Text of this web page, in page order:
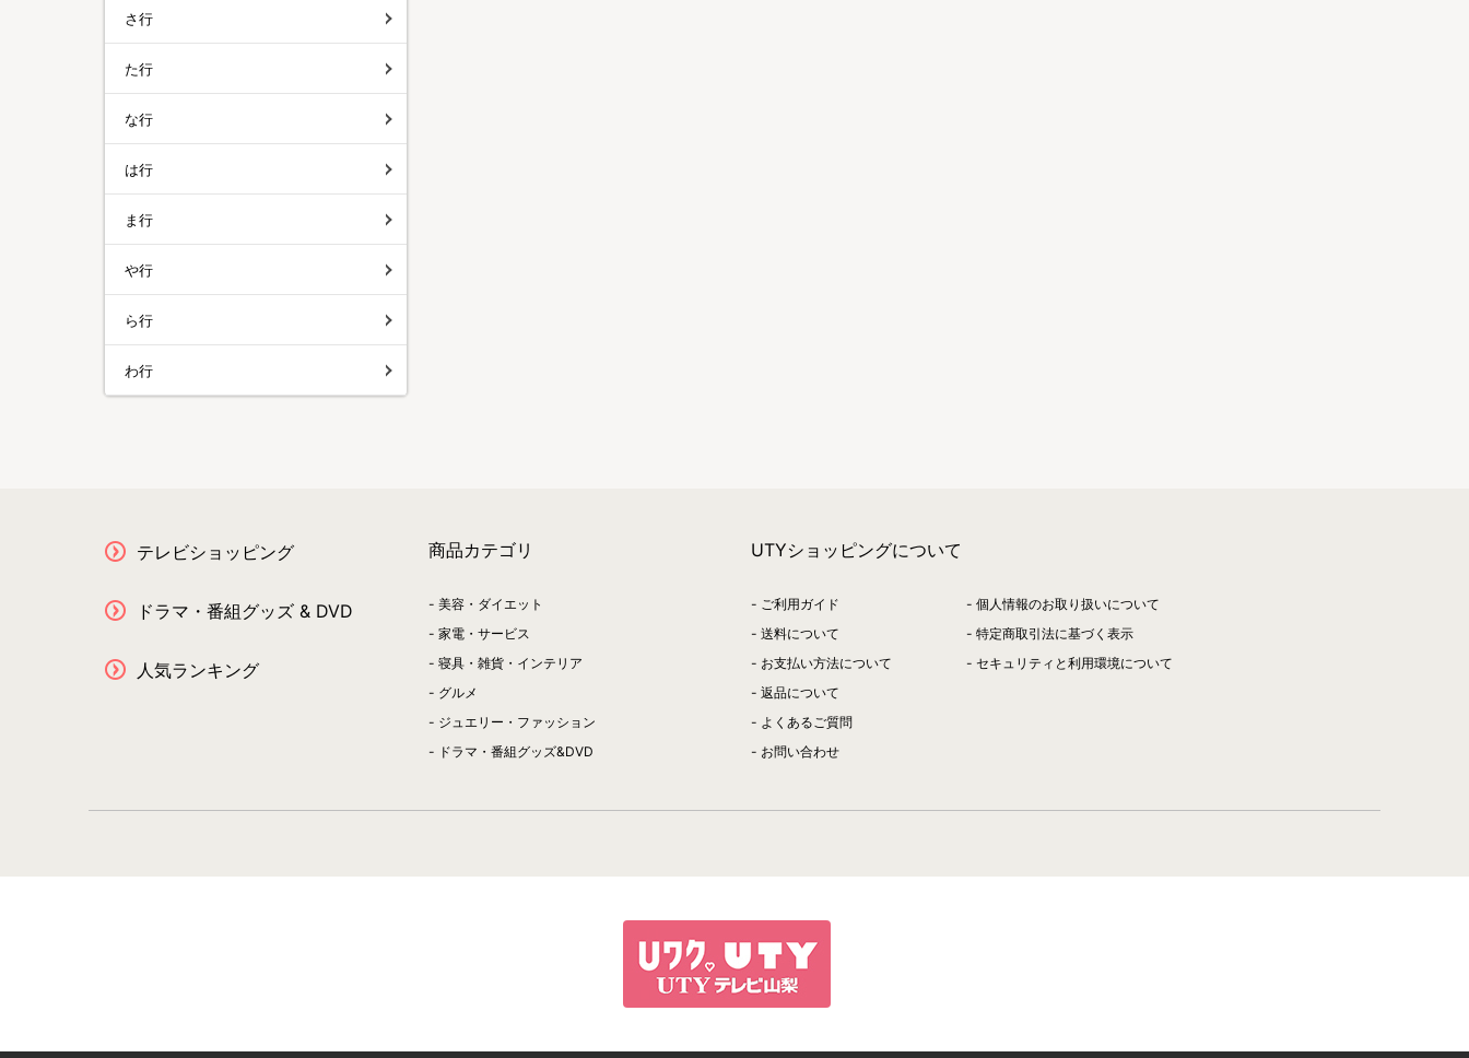
さ行
た行
な行
は行
ま行
や行
ら行
わ行
テレビショッピング
ドラマ・番組グッズ & DVD
人気ランキング
商品カテゴリ
美容・ダイエット
家電・サービス
寝具・雑貨・インテリア
グルメ
ジュエリー・ファッション
ドラマ・番組グッズ&DVD
UTYショッピングについて
ご利用ガイド
送料について
お支払い方法について
返品について
よくあるご質問
お問い合わせ
個人情報のお取り扱いについて
特定商取引法に基づく表示
セキュリティと利用環境について